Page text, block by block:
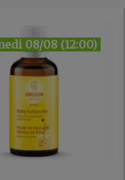
08/08 (12:00)